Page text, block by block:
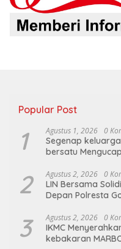
Popular Post
1 Agustus 1, 2026 0
Segenap
bersatu
2 Agustus 2, 2026 0
LIN Bersama
Depan Polresta
3 Agustus 2, 2026 0
IKMC
kebakaran